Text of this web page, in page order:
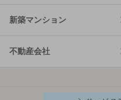
新築マンション
不動産会社